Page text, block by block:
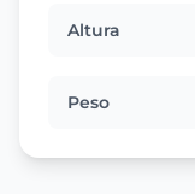
Altura
Peso